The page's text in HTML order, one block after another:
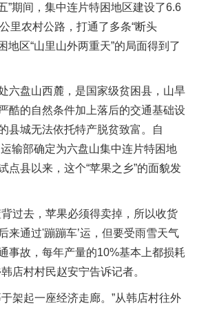
”期间，集中连片特困地区建设了6.6
里农村公路，打通了多条“断头
地区“山里山外两重天”的局面得到了
六盘山西麓，是国家级贫困县，山旱
酷的自然条件加上落后的交通基础设
县城无法依托特产脱贫致富。自
输部确定为六盘山集中连片特困地
点县以来，这个“苹果之乡”的面貌发
过去，苹果必须得卖掉，所以收货
来通过'蹦蹦车’运，但要受雨雪天气
事故，每年产量的10%基本上都损耗
店村村民赵安宁告诉记者。
架起一座经济走廊。”从韩店村往外